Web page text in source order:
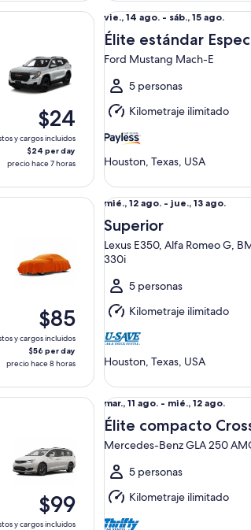
$24
y cargos incluidos
$24 per day
precio hace 7 horas
Del
vie.,
14
ago.
al
sáb.,
15
ago.
vie., 14 ago. - sáb., 15 ago.
Élite estándar
Ford Mustang Mach-E
5 personas
Kilometraje ilimitado
Houston, Texas, USA
Élite estándar Especial
$85
y cargos incluidos
$56 per day
precio hace 8 horas
or EV
Del
mié.,
12
ago.
jue.,
13
ago.
mié., 12 ago. - jue., 13 ago.
Superior
Lexus E350, Alfa Romeo G,
330i
5 personas
Kilometraje ilimitado
Houston, Texas, USA
Superior Lexus E350, Alfa
$99
y cargos incluidos
Del
mar.,
11
ago.
al
mié.,
12
ago.
mar., 11 ago. - mié., 12 ago.
Élite compacto
Mercedes-Benz GLA 250
5 personas
Kilometraje ilimitado
Élite compacto Crossover